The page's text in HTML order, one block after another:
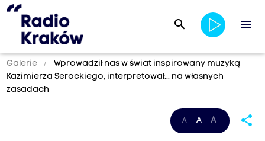
search menu
Galerie
Wprowadził nas w świat inspirowany muzyką
Kazimierza Serockiego, interpretował... na własnych
zasadach
A A A share